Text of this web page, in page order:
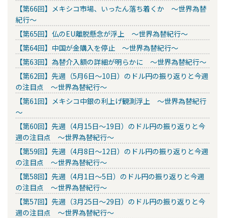
【第66回】メキシコ市場、いったん落ち着くか ～世界為替
紀行～
【第65回】仏のEU離脱懸念が浮上 ～世界為替紀行～
【第64回】中国が金購入を停止 ～世界為替紀行～
【第63回】為替介入額の詳細が明らかに ～世界為替紀行～
【第62回】先週（5月6日～10日）のドル円の振り返りと今週
の注目点 ～世界為替紀行～
【第61回】メキシコ中銀の利上げ観測浮上 ～世界為替紀行
～
【第60回】先週（4月15日～19日）のドル円の振り返りと今
週の注目点 ～世界為替紀行～
【第59回】先週（4月8日～12日）のドル円の振り返りと今週
の注目点 ～世界為替紀行～
【第58回】先週（4月1日～5日）のドル円の振り返りと今週
の注目点 ～世界為替紀行～
【第57回】先週（3月25日～29日）のドル円の振り返りと今
週の注目点 ～世界為替紀行～